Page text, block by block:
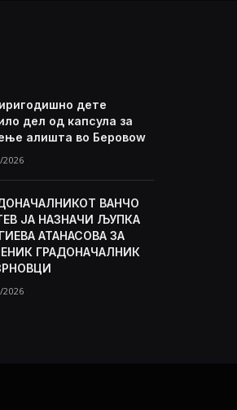
дете
дел од капсула за
алишта во Беровоw
2026
ВАНЧО
ЈА НАЗНАЧИ ЉУПКА
АТАНАСОВА ЗА
ГРАДОНАЧАЛНИК
2026